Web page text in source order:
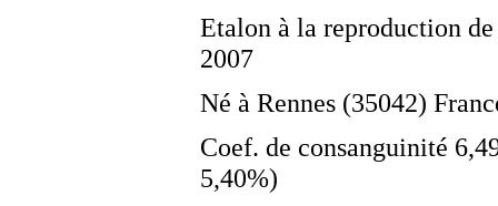
Etalon à la reproduction
2007
Né à Rennes (35042)
Coef. de consanguinité
5,40%)